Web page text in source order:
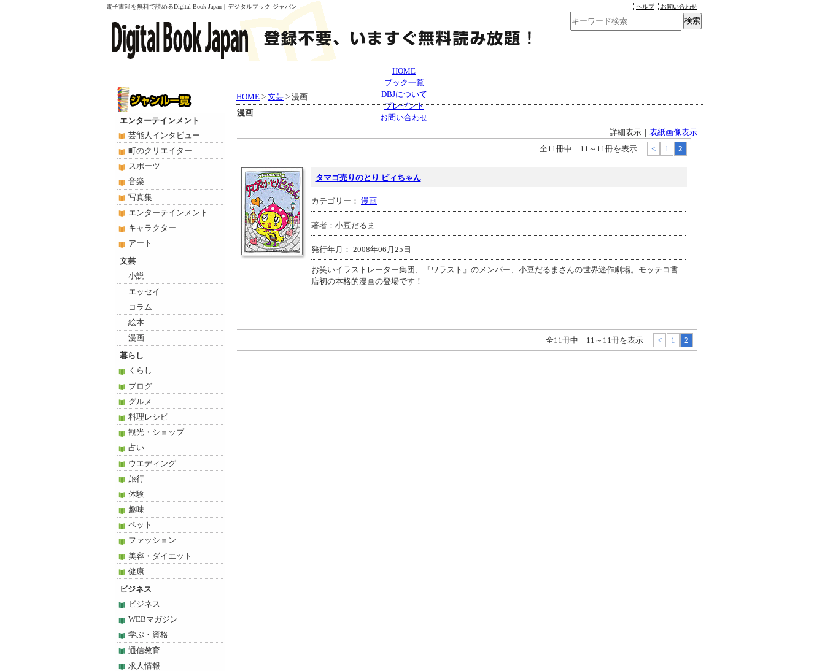
電子書籍を無料で読めるDigital Book Japan｜デジタルブック ジャパン ヘルプ お問い合わせ
HOME
ブック一覧
DBJについて
プレゼント
お問い合わせ
HOME > 文芸 > 漫画
漫画
詳細表示｜ 表紙画像表示
全11冊中 11～11冊を表示
< 1 2
タマゴ売りのとり ピィちゃん
カテゴリー： 漫画
著者：小豆だるま
発行年月： 2008年06月25日
お笑いイラストレーター集団、『ワラスト』のメンバー、小豆だるまさんの世界迷作劇場。モッテコ書
店初の本格的漫画の登場です！
全11冊中 11～11冊を表示 < 1 2
エンターテインメント
芸能人インタビュー
町のクリエイター
スポーツ
音楽
写真集
エンターテインメント
キャラクター
アート
文芸
小説
エッセイ
コラム
絵本
漫画
暮らし
くらし
ブログ
グルメ
料理レシピ
観光・ショップ
占い
ウエディング
旅行
体験
趣味
ペット
ファッション
美容・ダイエット
健康
ビジネス
ビジネス
WEBマガジン
学ぶ・資格
通信教育
求人情報